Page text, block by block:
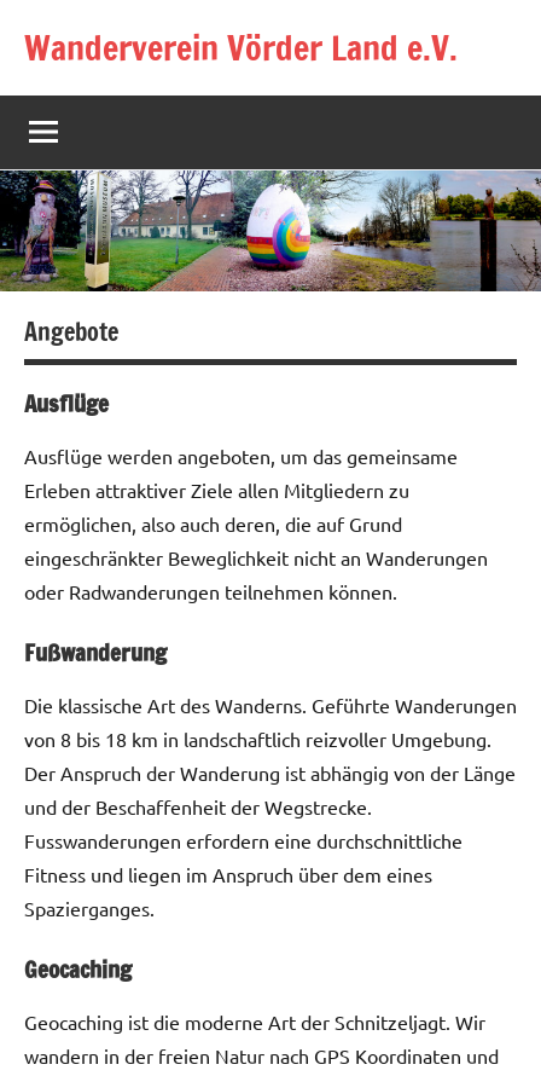
InhaltWanderverein Vörder Land e.V.
Angebote
Ausflüge
Ausflüge werden angeboten, um das gemeinsame
Erleben attraktiver Ziele allen Mitgliedern zu
ermöglichen, also auch deren, die auf Grund
eingeschränkter Beweglichkeit nicht an Wanderungen
oder Radwanderungen teilnehmen können.
Fußwanderung
Die klassische Art des Wanderns. Geführte Wanderungen
von 8 bis 18 km in landschaftlich reizvoller Umgebung.
Der Anspruch der Wanderung ist abhängig von der Länge
und der Beschaffenheit der Wegstrecke.
Fusswanderungen erfordern eine durchschnittliche
Fitness und liegen im Anspruch über dem eines
Spazierganges.
Geocaching
Geocaching ist die moderne Art der Schnitzeljagt. Wir
wandern in der freien Natur nach GPS Koordinaten und